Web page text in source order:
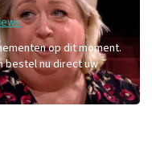
op dit moment.
bestel nu direct uw